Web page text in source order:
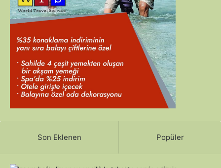
Son Eklenen Popüler